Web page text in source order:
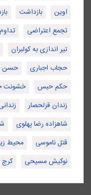
اوین بازداشت
تجمع اعتراضی
تیر اندازی به کولبران
حجاب اجباری
حسن
حکم حبس
خشونت
زندان قزلحصار
شاهزاده رضا پهلوی
قتل ناموسی
محیط
نوکیش مسیحی
کرج